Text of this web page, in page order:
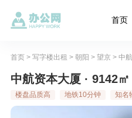
首页
首页> 写字楼出租 > 朝阳 > 望京> 中
中航资本大厦 · 9142㎡
楼盘品质高 地铁10分钟 知名